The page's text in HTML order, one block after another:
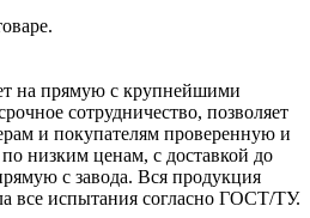
на прямую с крупнейшими
сотрудничество, позволяет
и покупателям проверенную и
низким ценам, с доставкой до
с завода. Вся продукция
все испытания согласно ГОСТ/ТУ.